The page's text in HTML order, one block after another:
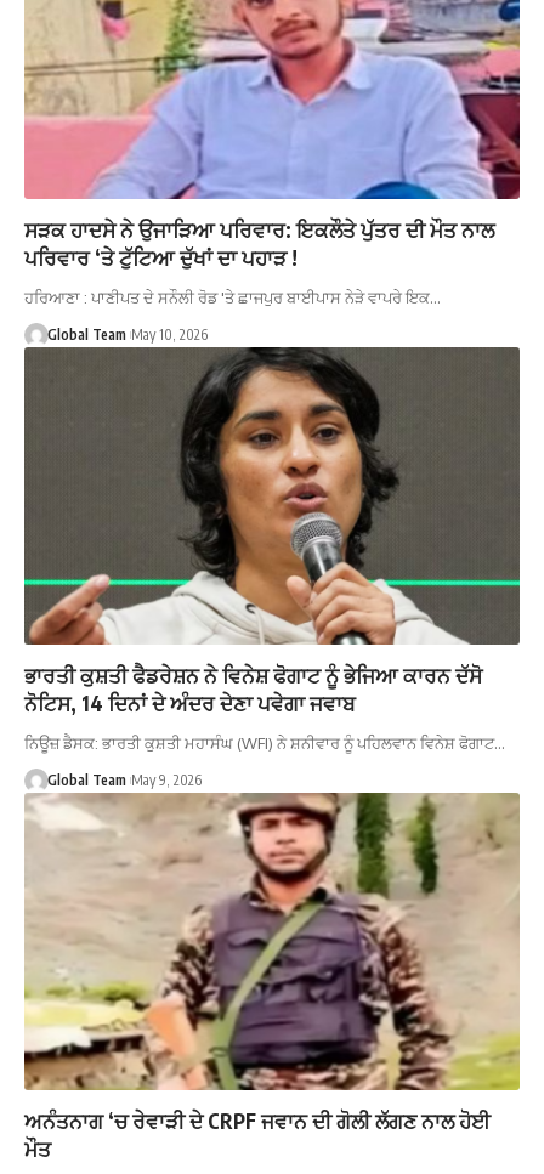
ਸੜਕ ਹਾਦਸੇ ਨੇ ਉਜਾੜਿਆ ਪਰਿਵਾਰ: ਇਕਲੌਤੇ ਪੁੱਤਰ ਦੀ ਮੌਤ ਨਾਲ
ਪਰਿਵਾਰ ‘ਤੇ ਟੁੱਟਿਆ ਦੁੱਖਾਂ ਦਾ ਪਹਾੜ !
ਹਰਿਆਣਾ : ਪਾਣੀਪਤ ਦੇ ਸਨੌਲੀ ਰੋਡ 'ਤੇ ਛਾਜਪੁਰ ਬਾਈਪਾਸ ਨੇੜੇ ਵਾਪਰੇ ਇਕ…
Global Team May 10, 2026
ਭਾਰਤੀ ਕੁਸ਼ਤੀ ਫੈਡਰੇਸ਼ਨ ਨੇ ਵਿਨੇਸ਼ ਫੋਗਾਟ ਨੂੰ ਭੇਜਿਆ ਕਾਰਨ ਦੱਸੋ
ਨੋਟਿਸ, 14 ਦਿਨਾਂ ਦੇ ਅੰਦਰ ਦੇਣਾ ਪਵੇਗਾ ਜਵਾਬ
ਨਿਊਜ਼ ਡੈਸਕ: ਭਾਰਤੀ ਕੁਸ਼ਤੀ ਮਹਾਸੰਘ (WFI) ਨੇ ਸ਼ਨੀਵਾਰ ਨੂੰ ਪਹਿਲਵਾਨ ਵਿਨੇਸ਼ ਫੋਗਾਟ…
Global Team May 9, 2026
ਅਨੰਤਨਾਗ ‘ਚ ਰੇਵਾੜੀ ਦੇ CRPF ਜਵਾਨ ਦੀ ਗੋਲੀ ਲੱਗਣ ਨਾਲ ਹੋਈ
ਮੌਤ